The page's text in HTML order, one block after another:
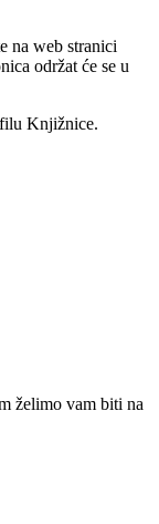
na web stranici
održat će se u
Knjižnice.
želimo vam biti na